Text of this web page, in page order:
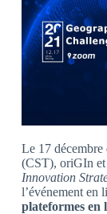
Le 17
(CST), oriGIn et
Innovation
l’événement en
plateformes en